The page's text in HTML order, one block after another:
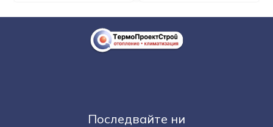
Последвайте ни